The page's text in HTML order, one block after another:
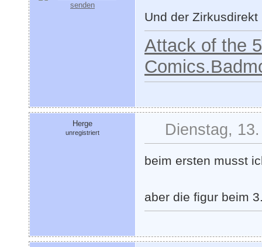
Und der
Attack of the
Herge
unregistriert Dienstag,
beim ersten musst
aber die figur beim